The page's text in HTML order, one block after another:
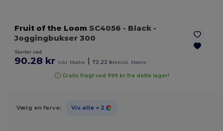
Fruit of the Loom SC4056 - Black -
Joggingbukser 300
Starter ved
90.28 kr inkl. Mødre 72.22 krekskl. Mødre
Gratis fragt ved 999 kr fra dette lager!
Vælg en farve: Vis alle + 2